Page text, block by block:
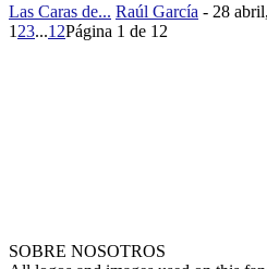
Las Caras de... Raúl García - 28
1 23...12Página 1 de 12
SOBRE NOSOTROS